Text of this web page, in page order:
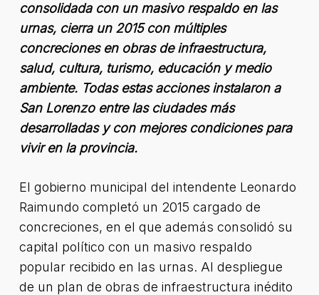
consolidada con un masivo respaldo en las
urnas, cierra un 2015 con múltiples
concreciones en obras de infraestructura,
salud, cultura, turismo, educación y medio
ambiente. Todas estas acciones instalaron a
San Lorenzo entre las ciudades más
desarrolladas y con mejores condiciones para
vivir en la provincia.
El gobierno municipal del intendente Leonardo
Raimundo completó un 2015 cargado de
concreciones, en el que además consolidó su
capital político con un masivo respaldo
popular recibido en las urnas. Al despliegue
de un plan de obras de infraestructura inédito